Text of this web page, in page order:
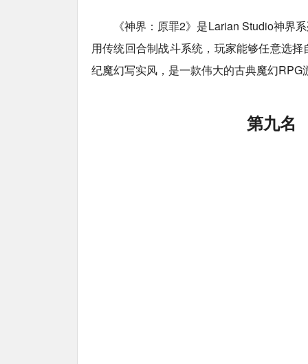
《神界：原罪2》是Larian Studio神界
用传统回合制战斗系统，玩家能够任意选
纪魔幻写实风，是一款伟大的古典魔幻RPG
第九名